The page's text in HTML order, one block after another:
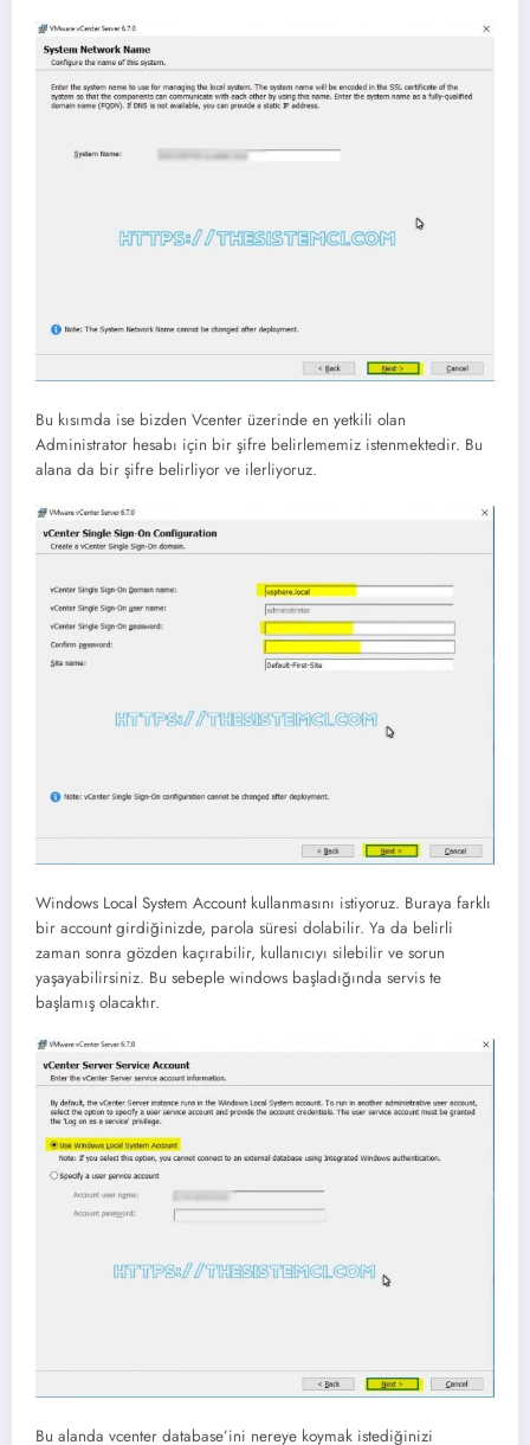
Bu kısımda ise bizden Vcenter üzerinde en yetkili olan
Administrator hesabı için bir şifre belirlememiz istenmektedir. Bu
alana da bir şifre belirliyor ve ilerliyoruz.
Windows Local System Account kullanmasını istiyoruz. Buraya farklı
bir account girdiğinizde, parola süresi dolabilir. Ya da belirli
zaman sonra gözden kaçırabilir, kullanıcıyı silebilir ve sorun
yaşayabilirsiniz. Bu sebeple windows başladığında servis te
başlamış olacaktır.
Bu alanda vcenter database’ini nereye koymak istediğinizi